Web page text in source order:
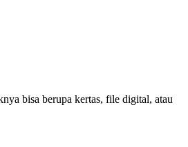
bisa berupa kertas, file digital, atau